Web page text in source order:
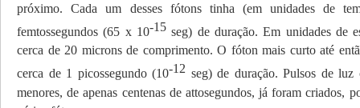
próximo. Cada um desses fótons tinha (em unidades de
femtossegundos (65 x 10-15 seg) de duração. Em unidades de
cerca de 20 microns de comprimento. O fóton mais curto até
cerca de 1 picossegundo (10-12 seg) de duração. Pulsos de luz
menores, de apenas centenas de attosegundos, já foram criados,